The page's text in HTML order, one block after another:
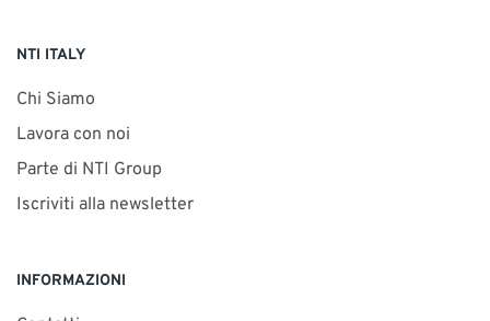
NTI ITALY
Chi Siamo
Lavora con noi
Parte di NTI Group
Iscriviti alla newsletter
INFORMAZIONI